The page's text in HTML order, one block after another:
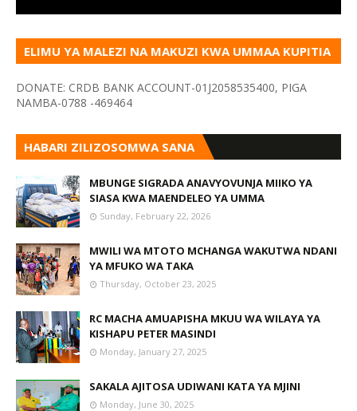
ELIMU YA MALEZI NA MAKUZI KWA UMMAA KUPITIA
DONATE: CRDB BANK ACCOUNT-01J2058535400, PIGA
NAMBA-0788 -469464
HABARI ZILIZOSOMWA SANA
MBUNGE SIGRADA ANAVYOVUNJA MIIKO YA
SIASA KWA MAENDELEO YA UMMA
Sunday, February 22, 2026
MWILI WA MTOTO MCHANGA WAKUTWA NDANI
YA MFUKO WA TAKA
Thursday, October 23, 2025
RC MACHA AMUAPISHA MKUU WA WILAYA YA
KISHAPU PETER MASINDI
Monday, January 27, 2025
SAKALA AJITOSA UDIWANI KATA YA MJINI
Monday, June 30, 2025